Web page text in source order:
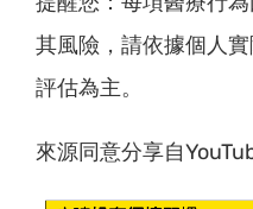
其風險，請依據個人
評估為主。
來源同意分享自